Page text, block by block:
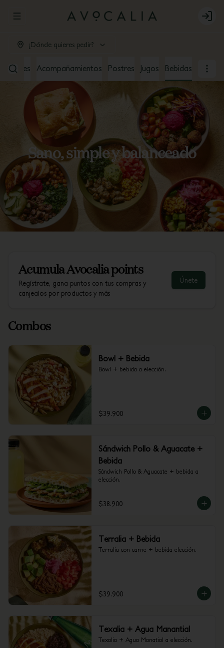
Abrir menu de navegación Login
¿Dónde quieres pedir?
Acompañamientos Postres Jugos Bebidas
Sano, simple y balanceado
AcumulaAvocalia points
Regístrate, gana puntos con tus compras y
canjealos por productos y más
Únete
Combos
Bowl + Bebida
Bowl + bebida a elección.
$39.900
Sándwich Pollo & Aguacate +
Bebida
Sándwich Pollo & Aguacate + bebida a
elección.
$38.900
Terralia + Bebida
Terralia con carne + bebida elección.
$39.900
Texalia + Agua Manantial
Texalia + Agua Manatial a elección.